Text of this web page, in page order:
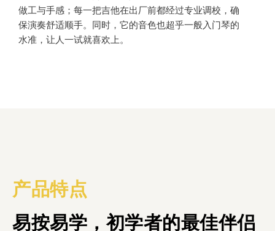
做工与手感；每一把吉他在出厂前都经过专业调校，确
保演奏舒适顺手。同时，它的音色也超乎一般入门琴的
水准，让人一试就喜欢上。
产品特点
易按易学，初学者的最佳伴侣